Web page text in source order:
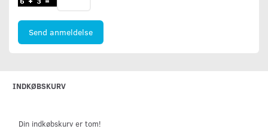
Send anmeldelse
INDKØBSKURV
Din indkøbskurv er tom!